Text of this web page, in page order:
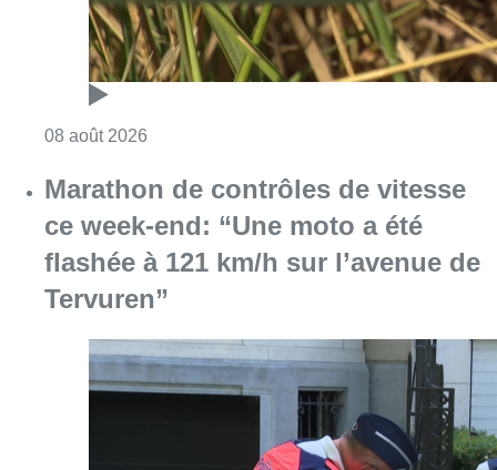
08 août 2026
Marathon de contrôles de vitesse
ce week-end: “Une moto a été
flashée à 121 km/h sur l’avenue de
Tervuren”